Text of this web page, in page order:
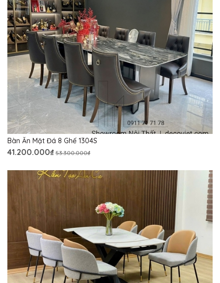
Bàn Ăn Mặt Đá 8 Ghế 1304S
41.200.000₫ 53.300.000₫